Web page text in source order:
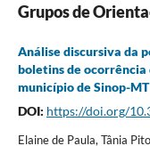
Grupos de
Análise discursiva da
boletins de ocorrência
município de Sinop-MT
DOI: https://doi.org/
Elaine de Paula, Tânia